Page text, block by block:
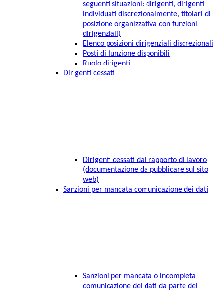
seguenti situazioni: dirigenti, dirigenti
individuati discrezionalmente, titolari di
posizione organizzativa con funzioni
dirigenziali)
Elenco posizioni dirigenziali discrezionali
Posti di funzione disponibili
Ruolo dirigenti
Dirigenti cessati
Dirigenti cessati dal rapporto di lavoro
(documentazione da pubblicare sul sito
web)
Sanzioni per mancata comunicazione dei dati
Sanzioni per mancata o incompleta
comunicazione dei dati da parte dei